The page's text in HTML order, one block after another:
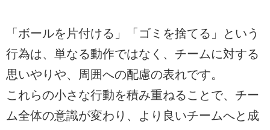
「ボールを片付ける」「ゴミを捨てる」という
行為は、単なる動作ではなく、チームに対する
思いやりや、周囲への配慮の表れです。
これらの小さな行動を積み重ねることで、チー
ム全体の意識が変わり、より良いチームへと成